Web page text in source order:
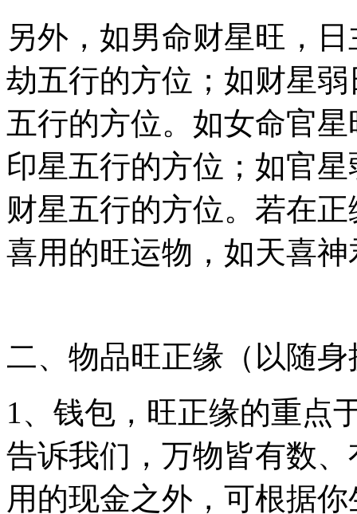
另外，如男命财星旺，
劫五行的方位；如财星
五行的方位。如女命官
印星五行的方位；如官
财星五行的方位。若在
喜用的旺运物，如天喜
二、物品旺正缘（以随
1、钱包，旺正缘的重点
告诉我们，万物皆有数
用的现金之外，可根据